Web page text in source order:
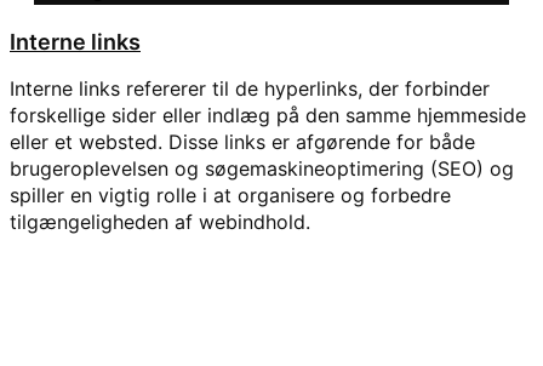
Interne links
Interne links refererer til de hyperlinks, der forbinder
forskellige sider eller indlæg på den samme hjemmeside
eller et websted. Disse links er afgørende for både
brugeroplevelsen og søgemaskineoptimering (SEO) og
spiller en vigtig rolle i at organisere og forbedre
tilgængeligheden af ​​webindhold.